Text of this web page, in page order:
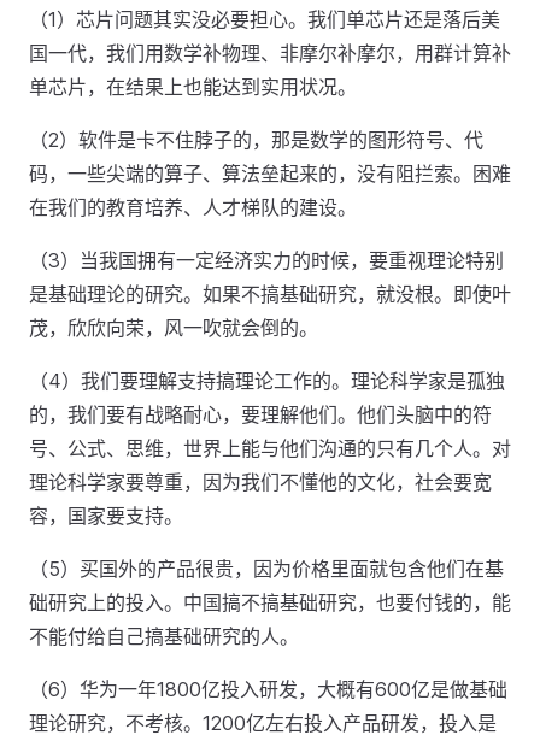
（1）芯片问题其实没必要担心。我们单芯片还是落后美
国一代，我们用数学补物理、非摩尔补摩尔，用群计算补
单芯片，在结果上也能达到实用状况。
（2）软件是卡不住脖子的，那是数学的图形符号、代
码，一些尖端的算子、算法垒起来的，没有阻拦索。困难
在我们的教育培养、人才梯队的建设。
（3）当我国拥有一定经济实力的时候，要重视理论特别
是基础理论的研究。如果不搞基础研究，就没根。即使叶
茂，欣欣向荣，风一吹就会倒的。
（4）我们要理解支持搞理论工作的。理论科学家是孤独
的，我们要有战略耐心，要理解他们。他们头脑中的符
号、公式、思维，世界上能与他们沟通的只有几个人。对
理论科学家要尊重，因为我们不懂他的文化，社会要宽
容，国家要支持。
（5）买国外的产品很贵，因为价格里面就包含他们在基
础研究上的投入。中国搞不搞基础研究，也要付钱的，能
不能付给自己搞基础研究的人。
（6）华为一年1800亿投入研发，大概有600亿是做基础
理论研究，不考核。1200亿左右投入产品研发，投入是